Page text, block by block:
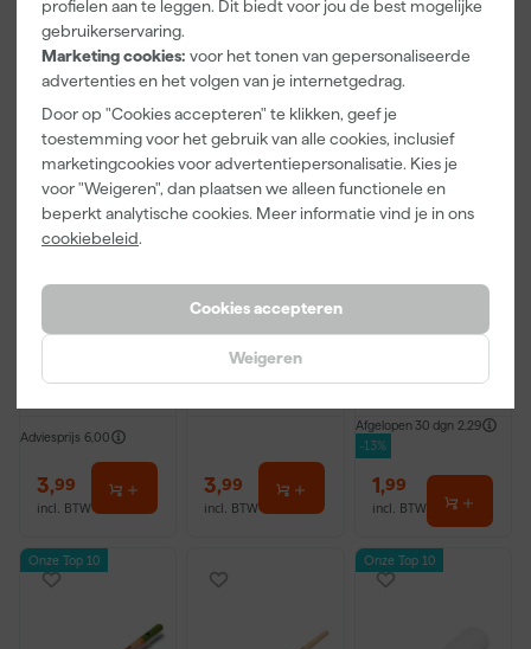
profielen aan te leggen. Dit biedt voor jou de best mogelijke
gebruikerservaring.
Marketing cookies: voor het tonen van gepersonaliseerde
advertenties en het volgen van je internetgedrag.
Door op "Cookies accepteren" te klikken, geef je
toestemming voor het gebruik van alle cookies, inclusief
marketingcookies voor advertentiepersonalisatie. Kies je
voor "Weigeren", dan plaatsen we alleen functionele en
beperkt analytische cookies. Meer informatie vind je in ons
cookiebeleid.
Cookies accepteren
Weigeren
Paintura
Washi tape -
bezorgd
Adviesprijs 6,00
3,99
incl. BTW
Go!Paint Roll
And Go
12cm Roller -
0,5L + 5
Morgen
bezorgd
3,99
incl. BTW
Klingspor
bezorgd
Afgelopen 30 dgn 2,29
-13%
1,99
incl. BTW
Onze Top 10 Onze Top 10